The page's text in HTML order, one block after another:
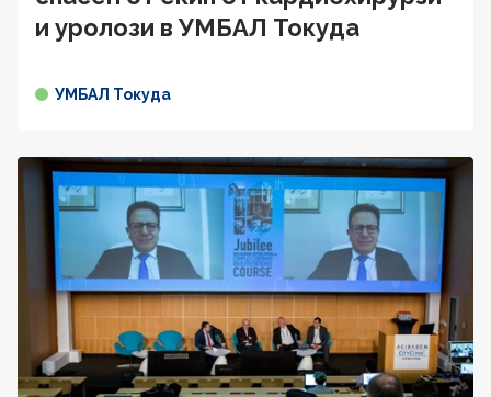
и уролози в УМБАЛ Токуда
УМБАЛ Токуда